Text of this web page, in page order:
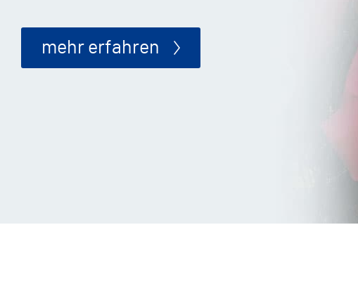
mehr erfahren